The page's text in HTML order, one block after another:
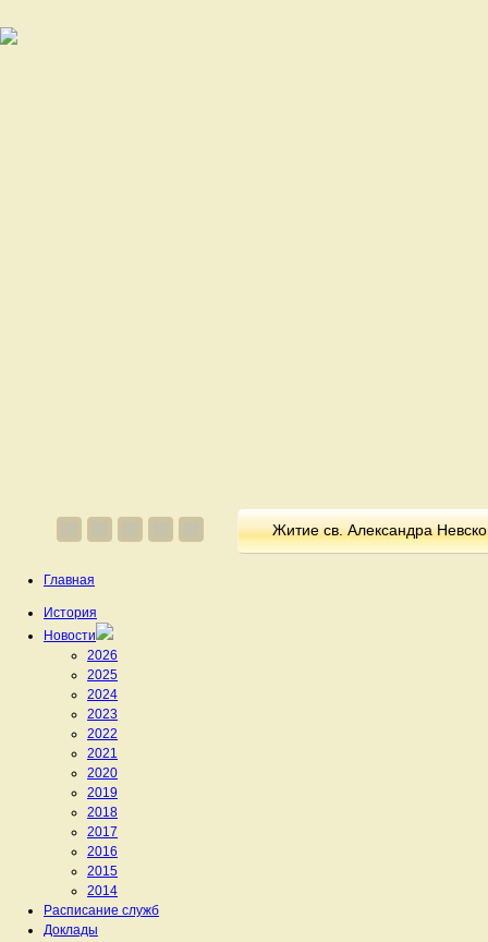
Житие св. Александра
Главная
История
Новости
2026
2025
2024
2023
2022
2021
2020
2019
2018
2017
2016
2015
2014
Расписание служб
Доклады